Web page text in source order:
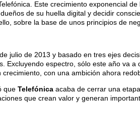
Este crecimiento exponencial
de su huella digital y decidir
sobre la base de unos principios de
julio de 2013 y basado en tres ejes
Excluyendo espectro, sólo este año va a
con una ambición ahora
que Telefónica acaba de cerrar una
que crean valor y generan